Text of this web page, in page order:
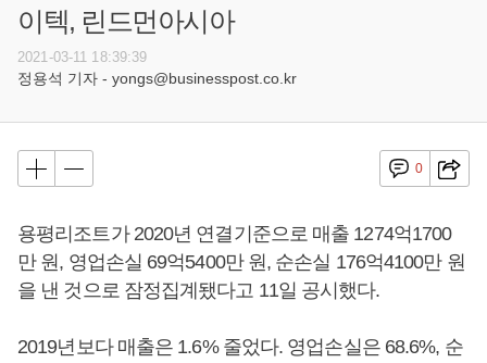
이텍, 린드먼아시아
2021-03-11 18:39:39
정용석 기자 - yongs@businesspost.co.kr
0
용평리조트가 2020년 연결기준으로 매출 1274억1700
만 원, 영업손실 69억5400만 원, 순손실 176억4100만 원
을 낸 것으로 잠정집계됐다고 11일 공시했다.
2019년보다 매출은 1.6% 줄었다. 영업손실은 68.6%, 순